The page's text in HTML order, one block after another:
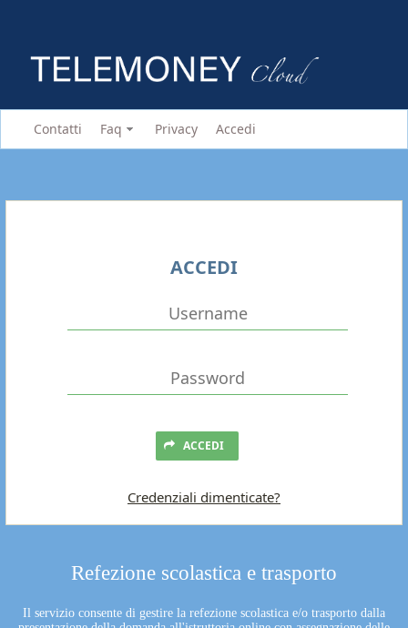
Contatti Faq Privacy Accedi
Refezione scolastica e trasporto
Il servizio consente di gestire la refezione scolastica e/o trasporto dalla
ACCEDI
ACCEDI
Credenziali dimenticate?